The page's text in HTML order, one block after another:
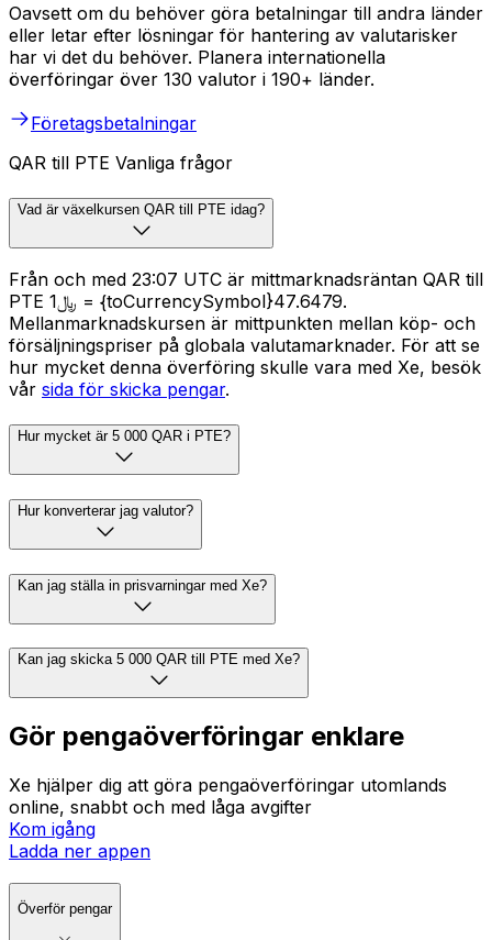
Oavsett om du behöver göra betalningar till andra länder
eller letar efter lösningar för hantering av valutarisker
har vi det du behöver. Planera internationella
överföringar över 130 valutor i 190+ länder.
Företagsbetalningar
QAR till PTE Vanliga frågor
Vad är växelkursen QAR till PTE idag?
Från och med 23:07 UTC är mittmarknadsräntan QAR till
PTE ﷼1 = {toCurrencySymbol}47.6479.
Mellanmarknadskursen är mittpunkten mellan köp- och
försäljningspriser på globala valutamarknader. För att se
hur mycket denna överföring skulle vara med Xe, besök
vår sida för skicka pengar.
Hur mycket är 5 000 QAR i PTE?
Hur konverterar jag valutor?
Kan jag ställa in prisvarningar med Xe?
Kan jag skicka 5 000 QAR till PTE med Xe?
Gör pengaöverföringar enklare
Xe hjälper dig att göra pengaöverföringar utomlands
online, snabbt och med låga avgifter
Kom igång
Ladda ner appen
Överför pengar